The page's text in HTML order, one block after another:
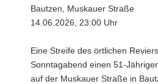
Bautzen, Muskauer Straße
14.06.2026, 23:00 Uhr
Eine Streife des örtlichen
Sonntagabend einen 51-
auf der Muskauer Straße in